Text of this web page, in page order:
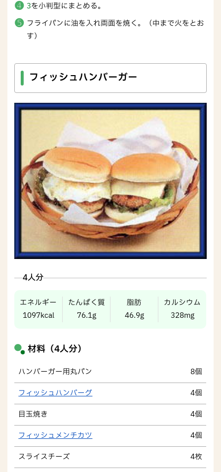
3を小判型にまとめる。
フライパンに油を入れ両面を焼く。（中まで火をとお
す）
フィッシュハンバーガー
4人分
エネルギー
1097kcal
たんぱく質
76.1g
脂肪
46.9g
カルシウム
328mg
材料（4人分）
ハンバーガー用丸パン 8個
フィッシュハンバーグ 4個
目玉焼き 4個
フィッシュメンチカツ 4個
スライスチーズ 4枚